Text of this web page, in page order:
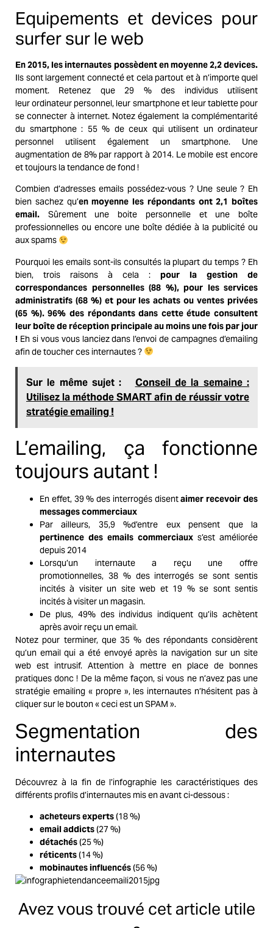
Equipements et devices pour
surfer sur le web
En 2015, les internautes possèdent en moyenne 2,2 devices.
Ils sont largement connecté et cela partout et à n’importe quel
moment. Retenez que 29 % des individus utilisent
leur ordinateur personnel, leur smartphone et leur tablette pour
se connecter à internet. Notez également la complémentarité
du smartphone : 55 % de ceux qui utilisent un ordinateur
personnel utilisent également un smartphone. Une
augmentation de 8% par rapport à 2014. Le mobile est encore
et toujours la tendance de fond !
Combien d’adresses emails possédez-vous ? Une seule ? Eh
bien sachez qu’en moyenne les répondants ont 2,1 boîtes
email. Sûrement une boite personnelle et une boîte
professionnelles ou encore une boîte dédiée à la publicité ou
aux spams
Pourquoi les emails sont-ils consultés la plupart du temps ? Eh
bien, trois raisons à cela : pour la gestion de
correspondances personnelles (88 %), pour les services
administratifs (68 %) et pour les achats ou ventes privées
(65 %). 96% des répondants dans cette étude consultent
leur boîte de réception principale au moins une fois par jour
! Eh si vous vous lanciez dans l’envoi de campagnes d’emailing
afin de toucher ces internautes ?
Sur le même sujet :
Conseil de la semaine :
Utilisez la méthode SMART afin de réussir votre
stratégie emailing !
L’emailing, ça fonctionne
toujours autant !
En effet, 39 % des interrogés disentaimer recevoir des
messages commerciaux
Par ailleurs, 35,9 %d’entre eux pensent que la
pertinence des emails commerciaux s’est améliorée
depuis 2014
Lorsqu’un internaute a reçu une offre
promotionnelles, 38 % des interrogés se sont sentis
incités à visiter un site web et 19 % se sont sentis
incités à visiter un magasin.
De plus, 49% des individus indiquent qu’ils achètent
après avoir reçu un email.
Notez pour terminer, que 35 % des répondants considèrent
qu’un email qui a été envoyé après la navigation sur un site
web est intrusif. Attention à mettre en place de bonnes
pratiques donc ! De la même façon, si vous ne n’avez pas une
stratégie emailing « propre », les internautes n’hésitent pas à
cliquer sur le bouton « ceci est un SPAM ».
Segmentation des
internautes
Découvrez à la fin de l’infographie les caractéristiques des
différents profils d’internautes mis en avant ci-dessous :
acheteurs experts(18 %)
email addicts(27 %)
détachés(25 %)
réticents(14 %)
mobinautes influencés(56 %)
Avez vous trouvé cet article utile